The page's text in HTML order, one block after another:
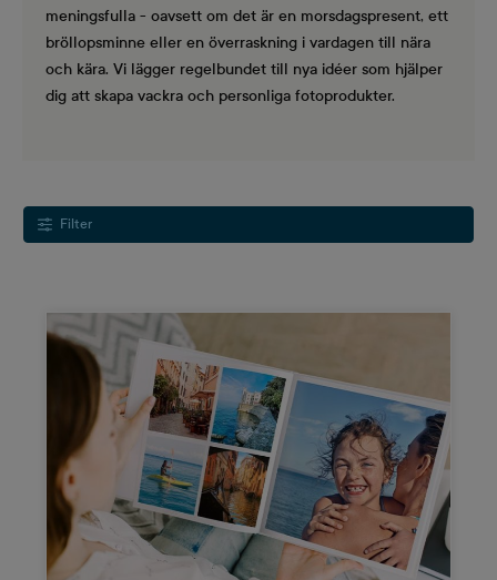
meningsfulla - oavsett om det är en morsdagspresent, ett
bröllopsminne eller en överraskning i vardagen till nära
och kära. Vi lägger regelbundet till nya idéer som hjälper
dig att skapa vackra och personliga fotoprodukter.
Filter